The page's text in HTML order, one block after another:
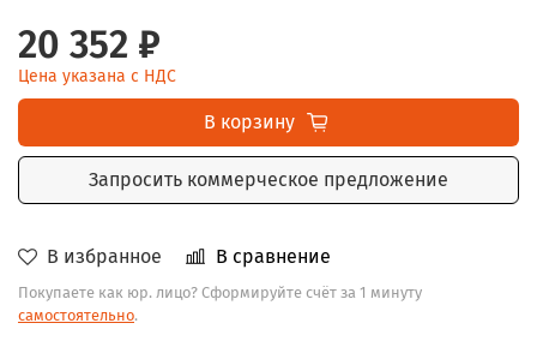
В избранное В сравнение
Покупаете как юр. лицо? Сформируйте счёт за 1 минуту
самостоятельно.
20 352 ₽
Цена указана с НДС
В корзину
Запросить коммерческое предложение